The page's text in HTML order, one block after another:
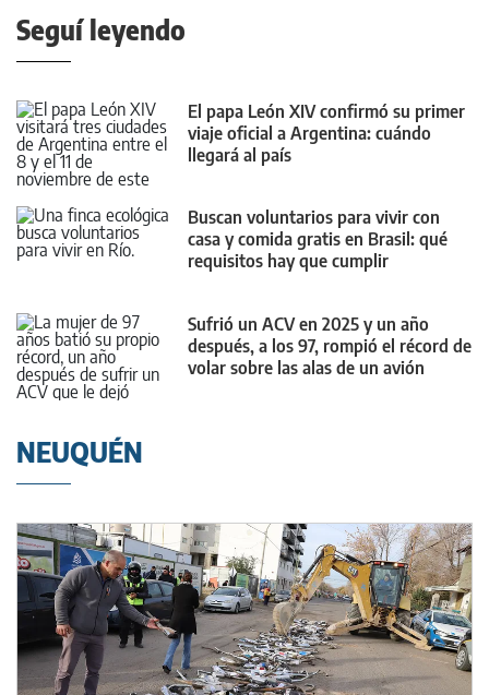
Seguí leyendo
El papa León XIV confirmó su primer
viaje oficial a Argentina: cuándo
llegará al país
Buscan voluntarios para vivir con
casa y comida gratis en Brasil: qué
requisitos hay que cumplir
Sufrió un ACV en 2025 y un año
después, a los 97, rompió el récord de
volar sobre las alas de un avión
NEUQUÉN